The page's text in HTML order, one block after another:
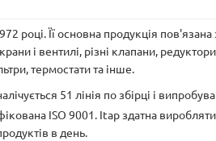
році. Її основна продукція
і вентилі, різні клапани,
термостати та інше.
51 лінія по збірці і
ISO 9001. Itap здатна
в день.